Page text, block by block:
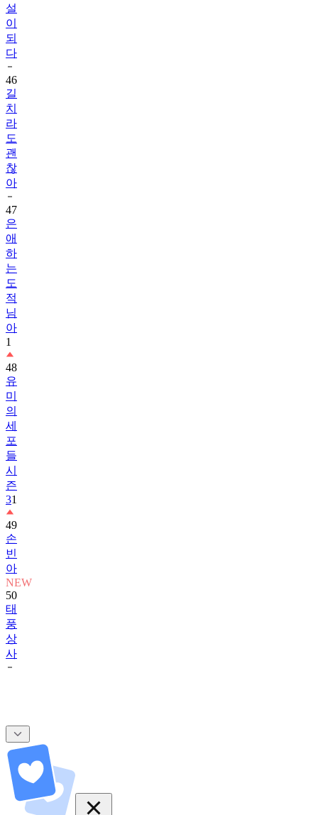
설
이
되
다
46
길
치
라
도
괜
찮
아
47
은
애
하
는
도
적
님
아
1
48
유
미
의
세
포
들
시
즌
31
49
손
빈
아
NEW
50
태
풍
상
사